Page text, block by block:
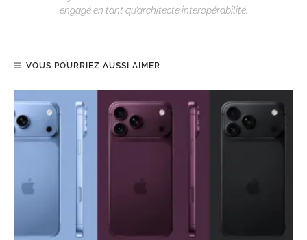
engagé en tant qu’architecte interopérabilité.
VOUS POURRIEZ AUSSI AIMER